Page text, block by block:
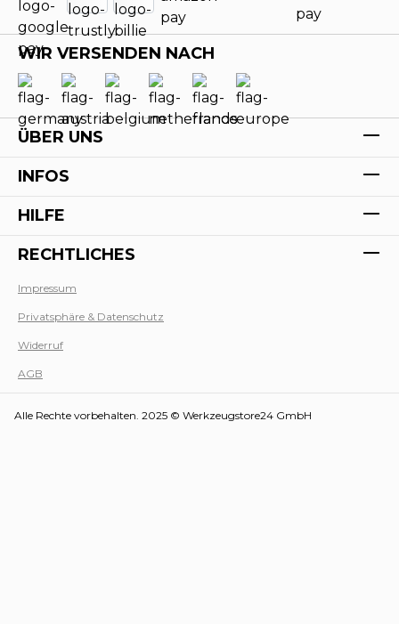
WIR VERSENDEN NACH
ÜBER UNS
INFOS
HILFE
RECHTLICHES
Impressum
Privatsphäre & Datenschutz
Widerruf
AGB
Alle Rechte vorbehalten. 2025 © Werkzeugstore24 GmbH